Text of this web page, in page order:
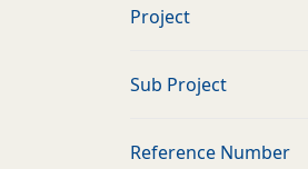
Project
Sub Project
Reference Number